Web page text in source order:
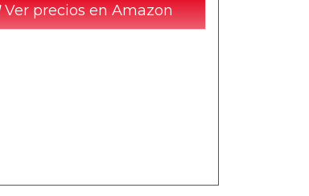
Ver precios en Amazon